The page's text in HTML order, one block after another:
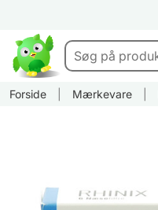
Forside Mærkevare